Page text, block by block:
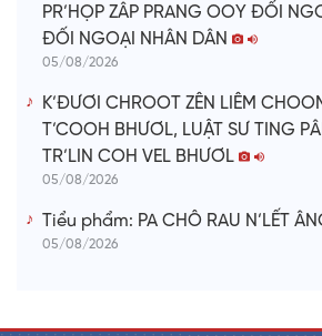
PR’HỌP ZÂP PRANG OOY ĐỐI
ĐỐI NGOẠI NHÂN DÂN
05/08/2026
K’ĐƯƠI CHROOT ZÊN LIÊM
T’COOH BHƯƠL, LUẬT SƯ TING
TR’LIN COH VEL BHƯƠL
05/08/2026
Tiểu phẩm: PA CHÔ RAU N’LẾT
05/08/2026